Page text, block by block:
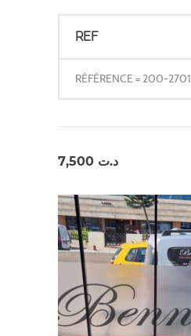
REF
RÉFÉRENCE = 200-2701
د.ت